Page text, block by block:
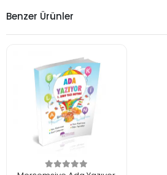
Benzer Ürünler